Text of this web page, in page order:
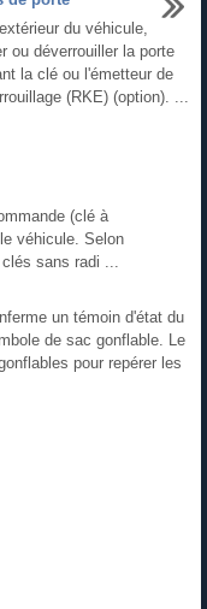
du véhicule,
ou déverrouiller la porte
la clé ou l'émetteur de
(RKE) (option). ...
(clé à
véhicule. Selon
sans radi ...
un témoin d'état du
de sac gonflable. Le
pour repérer les